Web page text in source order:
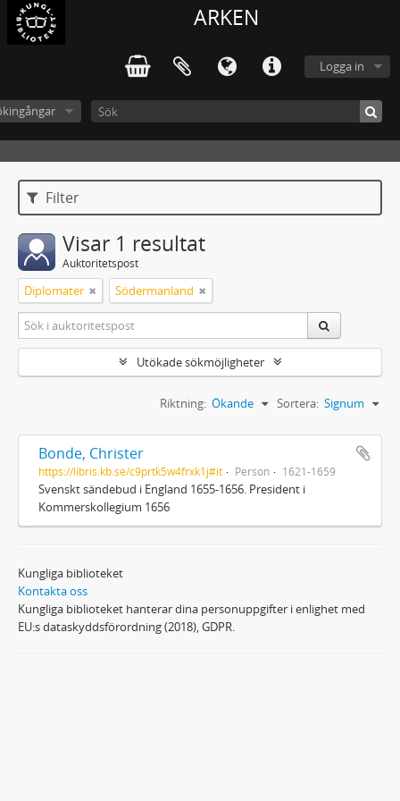
ARKEN
Logga in
Filter
Visar 1 resultat
Auktoritetspost
Diplomater Södermanland
Utökade sökmöjligheter
Sortera: Signum
Riktning: Ökande
Bonde, Christer
https://libris.kb.se/c9prtk5w4frxk1j#it Person 1621-1659
Svenskt sändebud i England 1655-1656. President i
Kommerskollegium 1656
Kungliga biblioteket
Kontakta oss
Kungliga biblioteket hanterar dina personuppgifter i enlighet med
EU:s dataskyddsförordning (2018), GDPR.